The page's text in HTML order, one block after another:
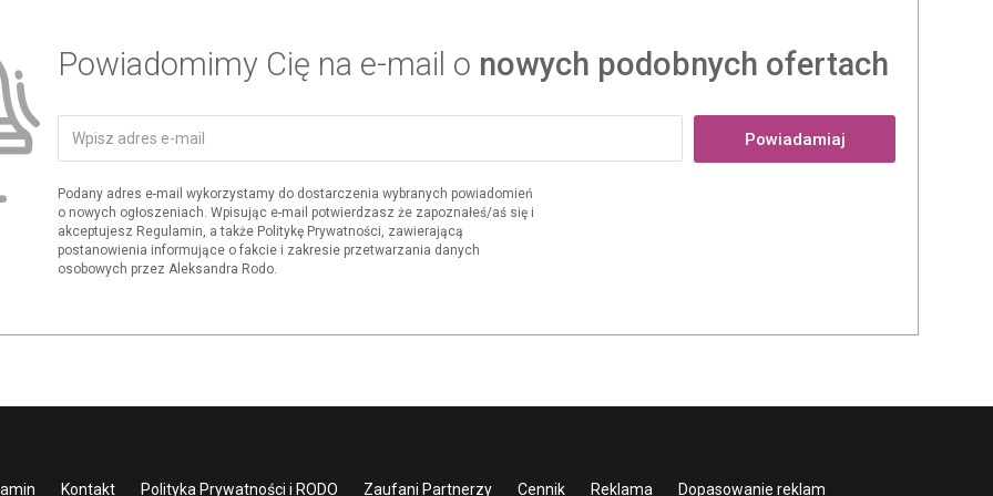
Powiadomimy Cię na e-mail o nowych podobnych ofertach
Powiadamiaj
Podany adres e-mail wykorzystamy do dostarczenia wybranych powiadomień
o nowych ogłoszeniach. Wpisując e-mail potwierdzasz że zapoznałeś/aś się i
akceptujesz Regulamin, a także Politykę Prywatności, zawierającą
postanowienia informujące o fakcie i zakresie przetwarzania danych
osobowych przez Aleksandra Rodo.
Kontakt Polityka Prywatności i RODO Zaufani Partnerzy Cennik Reklama Dopasowanie reklam